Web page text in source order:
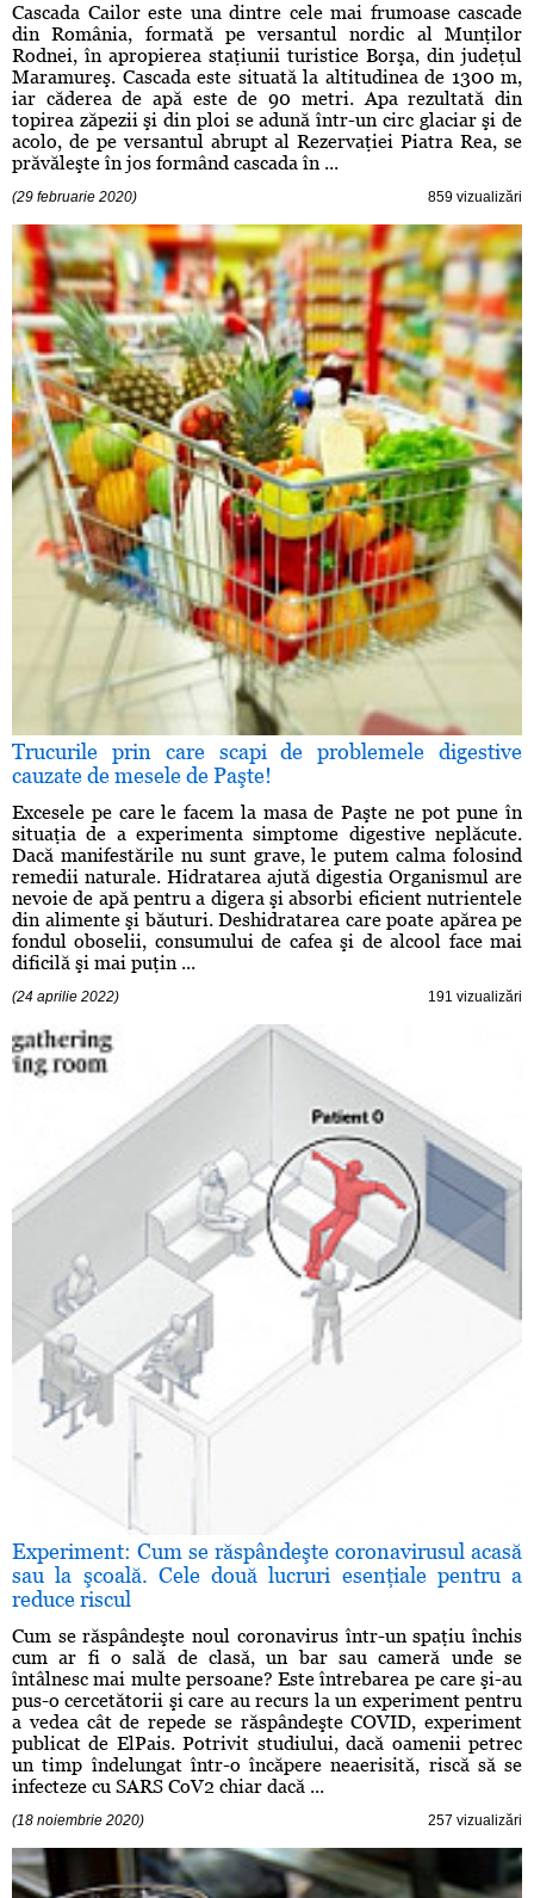
Cascada Cailor este una dintre cele mai frumoase cascade
din România, formată pe versantul nordic al Munţilor
Rodnei, în apropierea staţiunii turistice Borşa, din judeţul
Maramureş. Cascada este situată la altitudinea de 1300 m,
iar căderea de apă este de 90 metri. Apa rezultată din
topirea zăpezii şi din ploi se adună într-un circ glaciar şi de
acolo, de pe versantul abrupt al Rezervaţiei Piatra Rea, se
prăvăleşte în jos formând cascada în ...
(29 februarie 2020) 859 vizualizări
Trucurile prin care scapi de problemele digestive
cauzate de mesele de Paşte!
Excesele pe care le facem la masa de Paşte ne pot pune în
situaţia de a experimenta simptome digestive neplăcute.
Dacă manifestările nu sunt grave, le putem calma folosind
remedii naturale. Hidratarea ajută digestia Organismul are
nevoie de apă pentru a digera şi absorbi eficient nutrientele
din alimente şi băuturi. Deshidratarea care poate apărea pe
fondul oboselii, consumului de cafea şi de alcool face mai
dificilă şi mai puţin ...
(24 aprilie 2022) 191 vizualizări
Experiment: Cum se răspândeşte coronavirusul acasă
sau la şcoală. Cele două lucruri esenţiale pentru a
reduce riscul
Cum se răspândeşte noul coronavirus într-un spaţiu închis
cum ar fi o sală de clasă, un bar sau cameră unde se
întâlnesc mai multe persoane? Este întrebarea pe care şi-au
pus-o cercetătorii şi care au recurs la un experiment pentru
a vedea cât de repede se răspândeşte COVID, experiment
publicat de ElPais. Potrivit studiului, dacă oamenii petrec
un timp îndelungat într-o încăpere neaerisită, riscă să se
infecteze cu SARS CoV2 chiar dacă ...
(18 noiembrie 2020) 257 vizualizări